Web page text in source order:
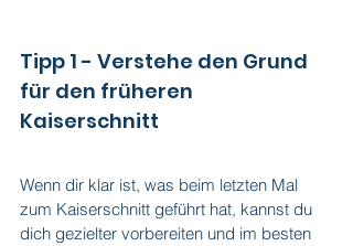
Tipp 1 - Verstehe den Grund
für den früheren
Kaiserschnitt
Wenn dir klar ist, was beim letzten Mal
zum Kaiserschnitt geführt hat, kannst du
dich gezielter vorbereiten und im besten